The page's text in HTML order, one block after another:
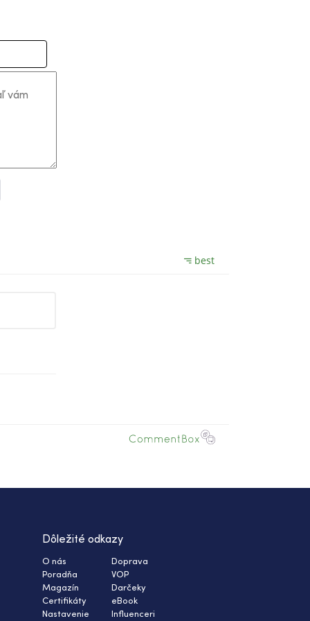
Dôležité odkazy
O nás
Poradňa
Magazín
Certifikáty
Nastavenie
Doprava
VOP
Darčeky
eBook
Influenceri